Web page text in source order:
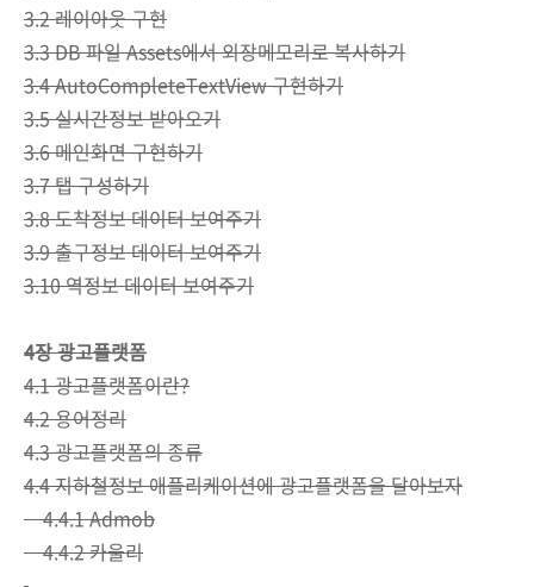
3.2 레이아웃 구현
3.3 DB 파일 Assets에서 외장메모리로 복사하기
3.4 AutoCompleteTextView 구현하기
3.5 실시간정보 받아오기
3.6 메인화면 구현하기
3.7 탭 구성하기
3.8 도착정보 데이터 보여주기
3.9 출구정보 데이터 보여주기
3.10 역정보 데이터 보여주기
4장 광고플랫폼
4.1 광고플랫폼이란?
4.2 용어정리
4.3 광고플랫폼의 종류
4.4 지하철정보 애플리케이션에 광고플랫폼을 달아보자
4.4.1 Admob
4.4.2 카울리